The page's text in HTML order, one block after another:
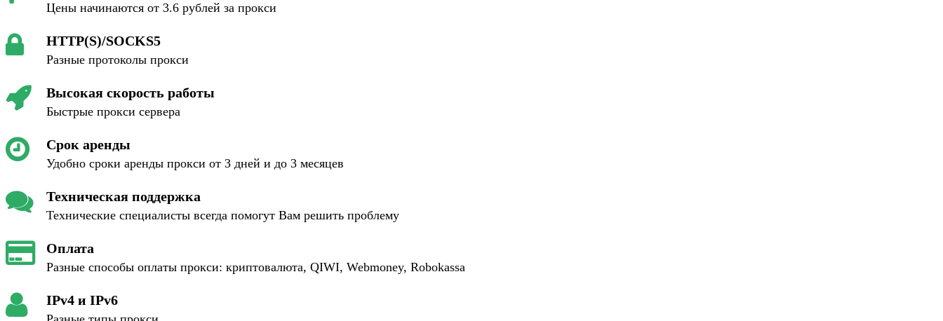
Цены начинаются от 3.6 рублей за прокси
HTTP(S)/SOCKS5
Разные протоколы прокси
Высокая скорость работы
Быстрые прокси сервера
Срок аренды
Удобно сроки аренды прокси от 3 дней и до 3 месяцев
Техническая поддержка
Технические специалисты всегда помогут Вам решить проблему
Оплата
Разные способы оплаты прокси: криптовалюта, QIWI, Webmoney, Robokassa
IPv4 и IPv6